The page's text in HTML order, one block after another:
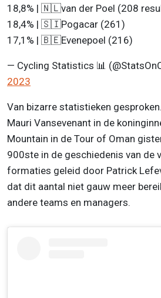
18,8% | 🇳🇱van der Poel (208
18,4% | 🇸🇮Pogacar (261)
17,1% | 🇧🇪Evenepoel (216)
— Cycling Statistics 📊
2023
Van bizarre statistieken
Mauri Vansevenant in de
Mountain in de Tour of Oman
900ste in de geschiedenis van de
formaties geleid door Patrick
dat dit aantal niet gauw meer
andere teams en managers.